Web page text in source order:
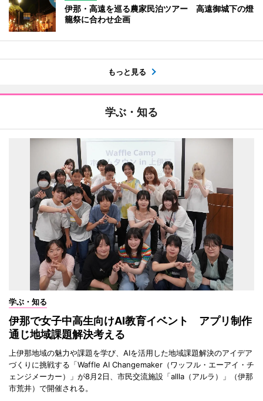
伊那・高遠を巡る農家民泊ツアー 高遠御城下の燈
籠祭に合わせ企画
もっと見る
学ぶ・知る
学ぶ・知る
伊那で女子中高生向けAI教育イベント アプリ制作
通じ地域課題解決考える
上伊那地域の魅力や課題を学び、AIを活用した地域課題解決のアイデア
づくりに挑戦する「Waffle AI Changemaker（ワッフル・エーアイ・チ
ェンジメーカー）」が8月2日、市民交流施設「allla（アルラ）」（伊那
市荒井）で開催される。